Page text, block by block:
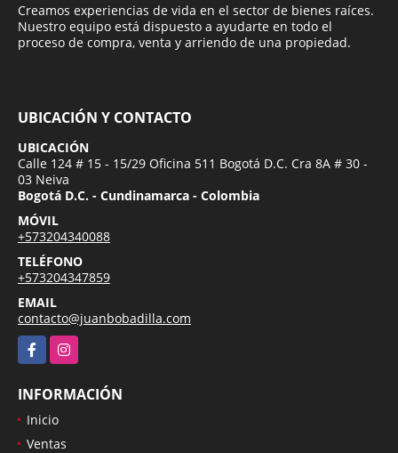
Creamos experiencias de vida en el sector de bienes raíces.
Nuestro equipo está dispuesto a ayudarte en todo el
proceso de compra, venta y arriendo de una propiedad.
UBICACIÓN Y CONTACTO
UBICACIÓN
Calle 124 # 15 - 15/29 Oficina 511 Bogotá D.C. Cra 8A # 30 -
03 Neiva
Bogotá D.C. - Cundinamarca - Colombia
MÓVIL
+573204340088
TELÉFONO
+573204347859
EMAIL
contacto@juanbobadilla.com
FacebookInstagram
INFORMACIÓN
Inicio
Ventas